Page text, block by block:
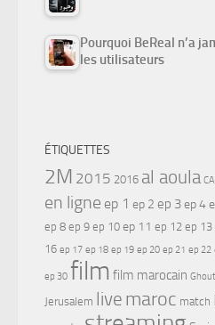
Pourquoi BeReal n’a
les utilisateurs
ÉTIQUETTES
2M 2015 2016 al aoula
en ligne ep 1 ep 2 ep 3ep 4
ep 8 ep 9 ep 10 ep 11 ep 12 ep 13
16 ep 17 ep 18 ep 19 ep 20 ep 21 ep 22
ep 30 film film marocain
Jerusalem live maroc match